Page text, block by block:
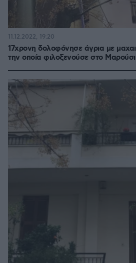
17χρονη δολοφόνησε άγρια με
την οποία φιλοξενούσε στο Μαρούσι
11.12.2022, 19:20